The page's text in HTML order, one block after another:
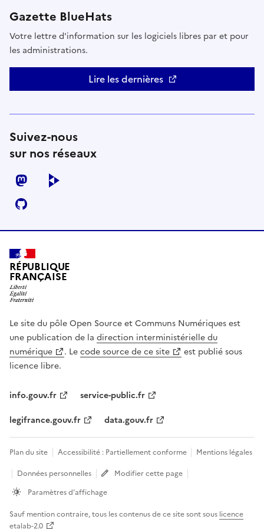
Gazette BlueHats
Votre lettre d'information sur les logiciels libres par et pour
les administrations.
Lire les dernières
Suivez-nous
sur nos réseaux
mastodon
RÉPUBLIQUE
FRANÇAISE
Le site du pôle Open Source et Communs Numériques est
une publication de la direction interministérielle du
numérique
. Lecode source de ce site
est publié sous
licence libre.
info.gouv.fr
service-public.fr
legifrance.gouv.fr
data.gouv.fr
Plan du site Accessibilité : Partiellement conforme
Mentions légales
Données personnelles
Modifier cette page
Paramètres d'affichage
Sauf mention contraire, tous les contenus de ce site sont sous licence
etalab-2.0